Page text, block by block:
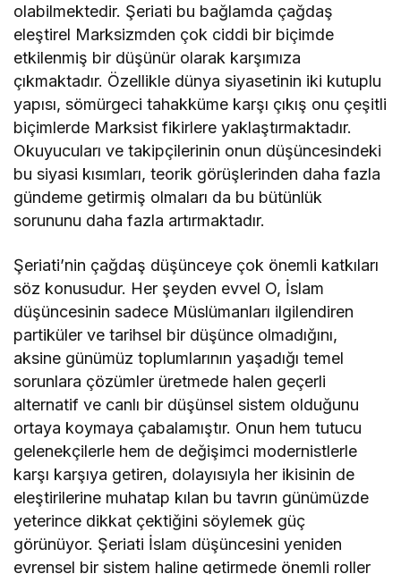
olabilmektedir. Şeriati bu bağlamda çağdaş
eleştirel Marksizmden çok ciddi bir biçimde
etkilenmiş bir düşünür olarak karşımıza
çıkmaktadır. Özellikle dünya siyasetinin iki kutuplu
yapısı, sömürgeci tahakküme karşı çıkış onu çeşitli
biçimlerde Marksist fikirlere yaklaştırmaktadır.
Okuyucuları ve takipçilerinin onun düşüncesindeki
bu siyasi kısımları, teorik görüşlerinden daha fazla
gündeme getirmiş olmaları da bu bütünlük
sorununu daha fazla artırmaktadır.
Şeriati’nin çağdaş düşünceye çok önemli katkıları
söz konusudur. Her şeyden evvel O, İslam
düşüncesinin sadece Müslümanları ilgilendiren
partiküler ve tarihsel bir düşünce olmadığını,
aksine günümüz toplumlarının yaşadığı temel
sorunlara çözümler üretmede halen geçerli
alternatif ve canlı bir düşünsel sistem olduğunu
ortaya koymaya çabalamıştır. Onun hem tutucu
gelenekçilerle hem de değişimci modernistlerle
karşı karşıya getiren, dolayısıyla her ikisinin de
eleştirilerine muhatap kılan bu tavrın günümüzde
yeterince dikkat çektiğini söylemek güç
görünüyor. Şeriati İslam düşüncesini yeniden
evrensel bir sistem haline getirmede önemli roller